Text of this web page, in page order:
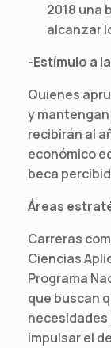
2018 una
alcanzar
-Estímulo a
Quienes
y
recibirán al
económico
beca
Áreas
Carreras
Ciencias
Programa
que buscan
impulsar el